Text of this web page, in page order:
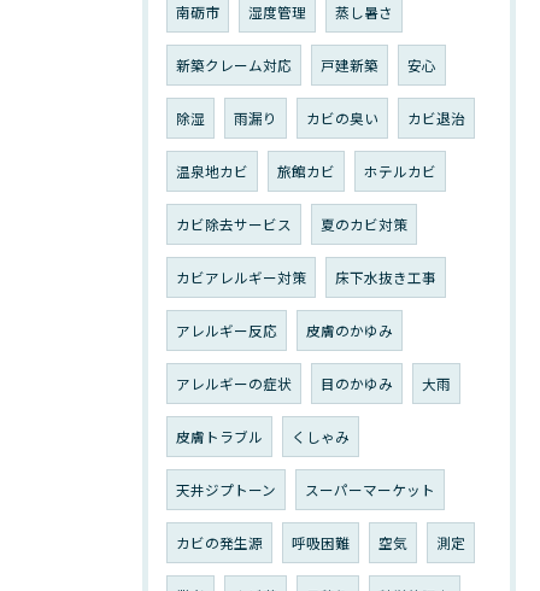
南砺市 湿度管理 蒸し暑さ
新築クレーム対応 戸建新築 安心
除湿 雨漏り カビの臭い カビ退治
温泉地カビ 旅館カビ ホテルカビ
カビ除去サービス 夏のカビ対策
カビアレルギー対策 床下水抜き工事
アレルギー反応 皮膚のかゆみ
アレルギーの症状 目のかゆみ 大雨
皮膚トラブル くしゃみ
天井ジプトーン スーパーマーケット
カビの発生源 呼吸困難 空気 測定